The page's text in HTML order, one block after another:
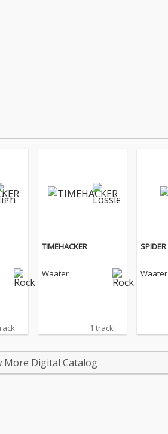
TIMEHACKER
Waater
1 track
SPIDER
Waater
More Digital Catalog